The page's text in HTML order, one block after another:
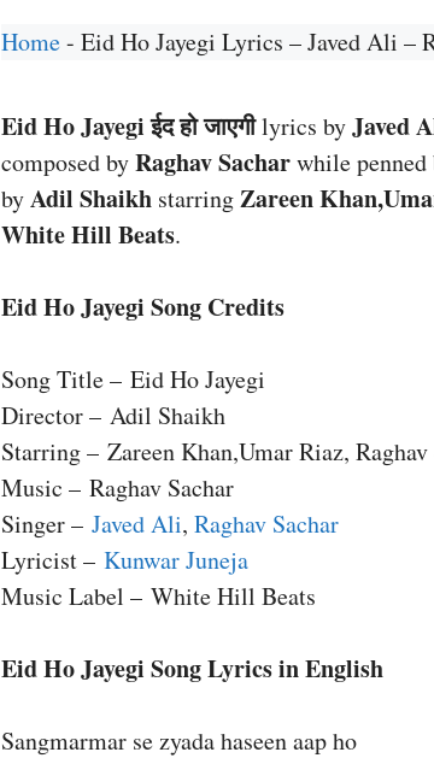
Home- Eid Ho Jayegi Lyrics – Javed Ali –
Eid Ho Jayegi ईद हो जाएगीlyrics byJaved
composed byRaghav Sacharwhile penned
byAdil Shaikh starringZareen
White Hill Beats.
Eid Ho Jayegi Song Credits
Song Title – Eid Ho Jayegi
Director – Adil Shaikh
Starring – Zareen Khan,Umar Riaz, Raghav
Music – Raghav Sachar
Singer – Javed Ali, Raghav Sachar
Lyricist – Kunwar Juneja
Music Label – White Hill Beats
Eid Ho Jayegi Song Lyrics in English
Sangmarmar se zyada haseen aap ho